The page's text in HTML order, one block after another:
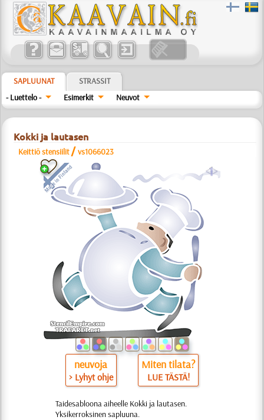
SAPLUUNAT
STRASSIT
- Luettelo -
Esimerkit Neuvot
Kokki ja lautasen
Keittiö stensiilit /vs1066023
a
neuvoja
> Lyhyt ohje
Miten tilata?
LUE TÄSTÄ!
Taidesabloona aiheelle Kokki ja lautasen.
Yksikerroksinen sapluuna.